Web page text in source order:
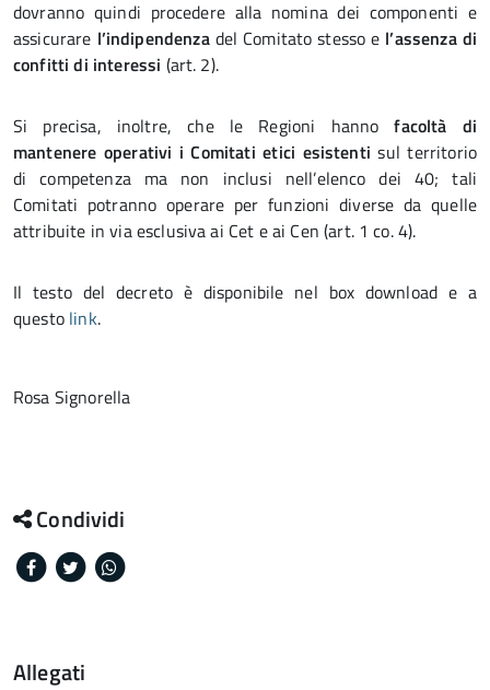
dovranno quindi procedere alla nomina dei componenti e
assicurare l’indipendenzadel Comitato stesso e l’assenza di
confitti di interessi (art. 2).
Si precisa, inoltre, che le Regioni hannofacoltà di
mantenere operativi i Comitati etici esistenti sul territorio
di competenza ma non inclusi nell’elenco dei 40; tali
Comitati potranno operare per funzioni diverse da quelle
attribuite in via esclusiva ai Cet e ai Cen (art. 1 co. 4).
Il testo del decreto è disponibile nel box download e a
questo link.
Rosa Signorella
Condividi
Facebook
Twitter
Allegati